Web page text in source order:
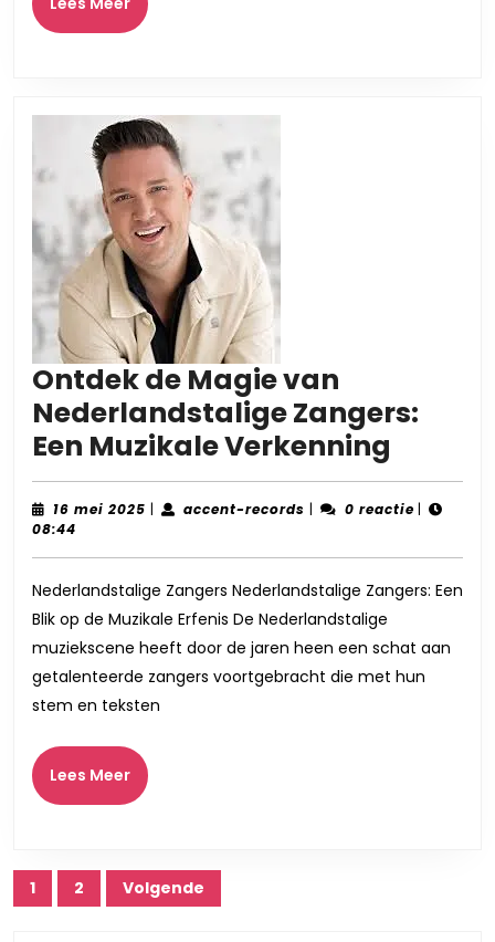
Meer
Ontdek de Magie van
Nederlandstalige Zangers:
Een Muzikale Verkenning
de
Magie
Een
16 mei 2025 16| accent-records accent-
| 0 reactie |
08:44
Nederlandstalige Zangers Nederlandstalige Zangers: Een
Blik op de Muzikale Erfenis De Nederlandstalige
muziekscene heeft door de jaren heen een schat aan
getalenteerde zangers voortgebracht die met hun
stem en teksten
Lees MeerLees
Meer
Berichtnavigatie
1 2 Volgende